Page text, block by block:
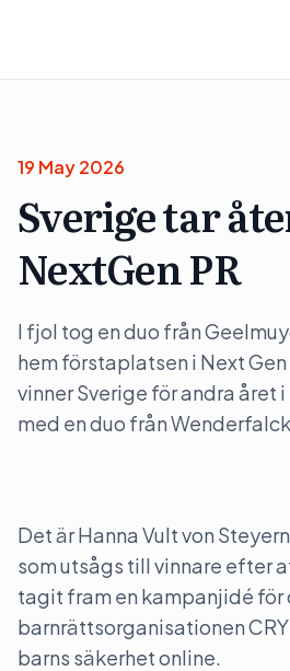
19 May 2026
Sverige tar
NextGen PR
I fjol tog en duo från
hem förstaplatsen i Next Gen
vinner Sverige för andra året
med en duo från
Det är Hanna Vult von
som utsågs till vinnare efter
tagit fram en kampanjidé för
barnrättsorganisationen
barns säkerhet online.